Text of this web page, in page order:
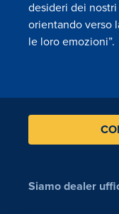
desideri dei
orientando verso
le loro emozioni”.
Siamo dealer